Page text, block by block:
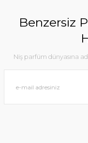
Benzersiz
Niş parfüm dünyasına